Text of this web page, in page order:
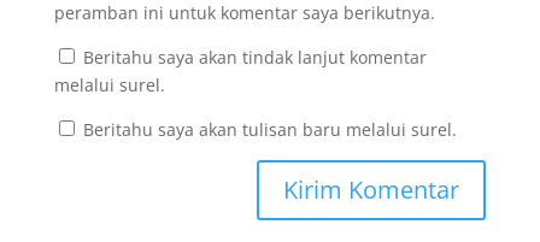
peramban ini untuk komentar saya berikutnya.
Beritahu saya akan tindak lanjut komentar
melalui surel.
Beritahu saya akan tulisan baru melalui surel.